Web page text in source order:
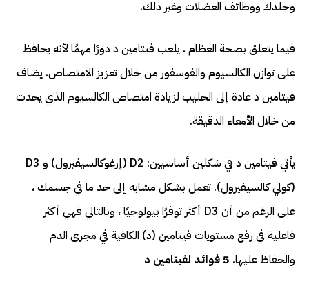
وجلدك ووظائف العضلات وغير ذلك.
فيما يتعلق بصحة العظام ، يلعب فيتامين د دورًا مهمًا لأنه يحافظ
على توازن الكالسيوم والفوسفور من خلال تعزيز الامتصاص. يضاف
فيتامين د عادة إلى الحليب لزيادة امتصاص الكالسيوم الذي يحدث
من خلال الأمعاء الدقيقة.
يأتي فيتامين د في شكلين أساسيين: D2 (إرغوكالسيفيرول) و D3
(كولي كالسيفيرول). تعمل بشكل مشابه إلى حد ما في جسمك ،
على الرغم من أن D3 أكثر توفرًا بيولوجيًا ، وبالتالي فهي أكثر
فاعلية في رفع مستويات فيتامين (د) الكافية في مجرى الدم
والحفاظ عليها. 5 فوائد لفيتامين د